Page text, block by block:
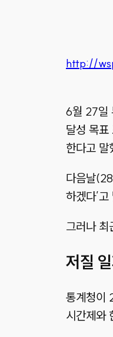
http://
6월 27일
달성 목표
한다고 말
다음날
하겠다’
그러나 최
저질
통계청이
시간제와